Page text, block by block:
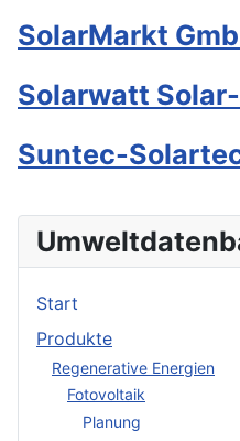
SolarMarkt
Solarwatt
Suntec-
Start
Produkte
Regenerative Energien
Fotovoltaik
Planung